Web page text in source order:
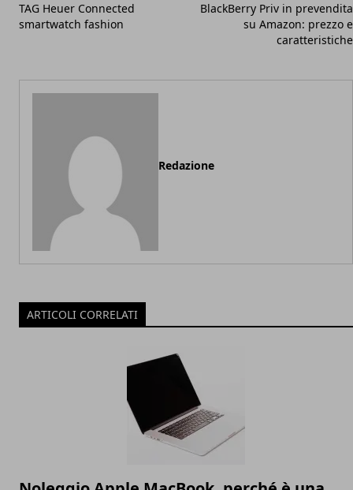
TAG Heuer Connected
smartwatch fashion
BlackBerry Priv in prevendita
su Amazon: prezzo e
caratteristiche
Redazione
ARTICOLI CORRELATI